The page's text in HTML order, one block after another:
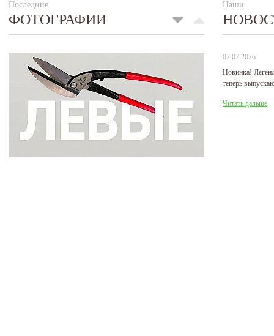
Последние
ФОТОГРАФИИ
Наши
07.07.2026
Новинка!
теперь
Читать дальше